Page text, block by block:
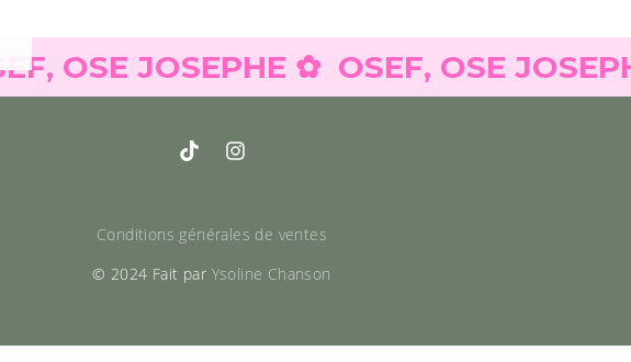
JOSEPHE ✿ OSEF, OSE JOSEPHE ✿
Conditions générales de ventes
© 2024 Fait par Ysoline Chanson